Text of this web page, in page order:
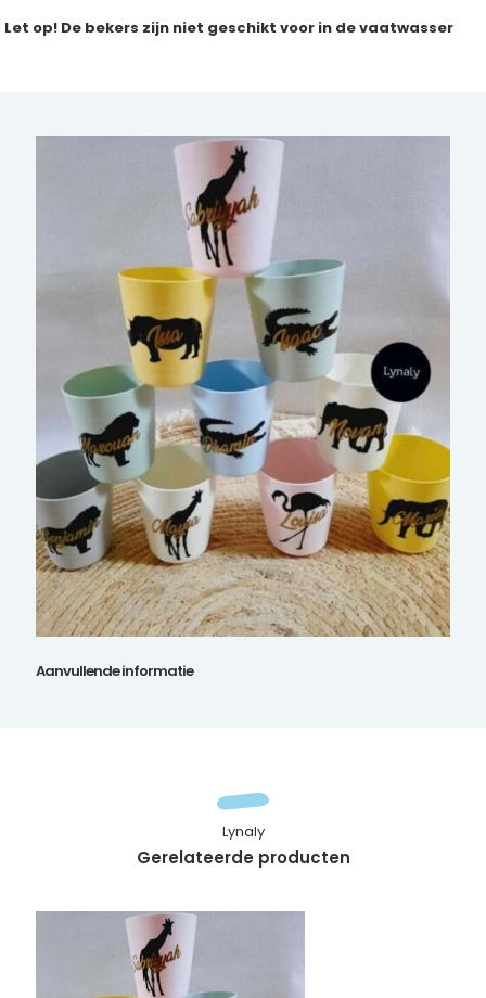
Let op! De bekers zijn niet geschikt voor in de vaatwasser
Aanvullende informatie
Gerelateerde producten
Lynaly